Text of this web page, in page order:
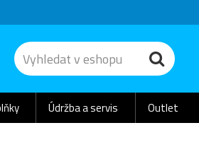
Údržba a servis
Outlet